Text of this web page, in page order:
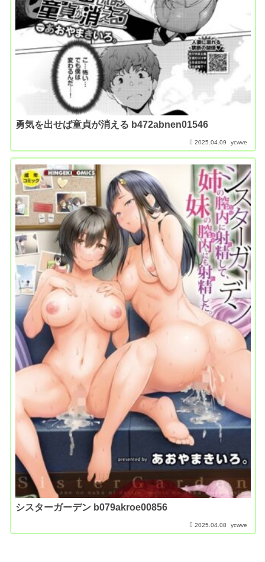
勇気を出せば童貞が消える b472abnen01546
2025.04.09 ycwve
シスターガーデン b079akroe00856
2025.04.08 ycwve